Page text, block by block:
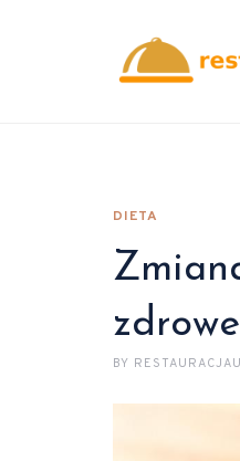
DIETA
BY